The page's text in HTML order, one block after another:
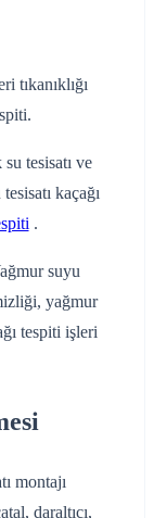
tıkanıklığı
tesisatı ve
kaçağı
.
suyu
yağmur
tespiti işleri
montajı
daraltıcı,